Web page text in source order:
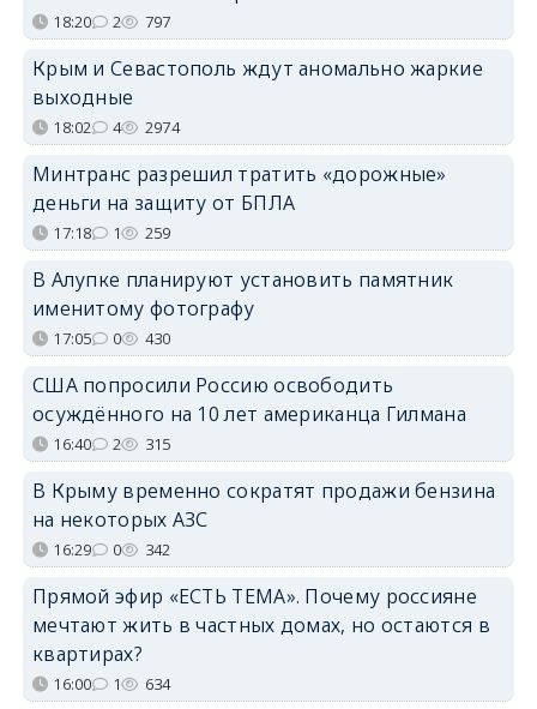
18:20 2 797
Крым и Севастополь ждут аномально жаркие
выходные
18:02 4 2974
Минтранс разрешил тратить «дорожные»
деньги на защиту от БПЛА
17:18 1 259
В Алупке планируют установить памятник
именитому фотографу
17:05 0 430
США попросили Россию освободить
осуждённого на 10 лет американца Гилмана
16:40 2 315
В Крыму временно сократят продажи бензина
на некоторых АЗС
16:29 0 342
Прямой эфир «ЕСТЬ ТЕМА». Почему россияне
мечтают жить в частных домах, но остаются в
квартирах?
16:00 1 634